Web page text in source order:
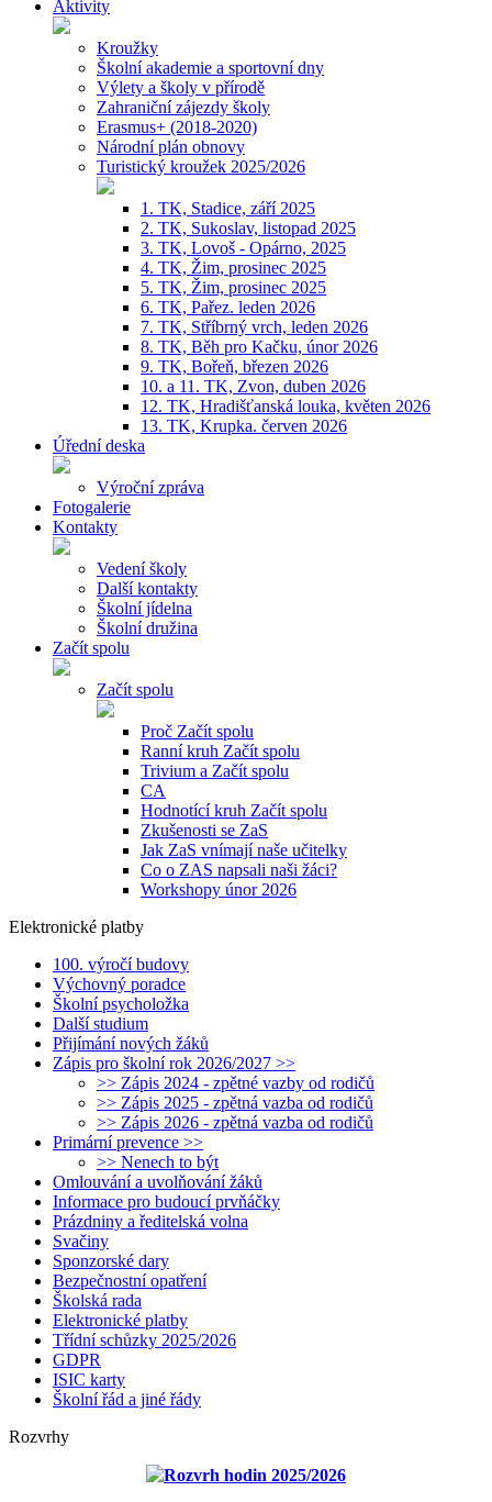
Aktivity
Kroužky
Školní akademie a sportovní dny
Výlety a školy v přírodě
Zahraniční zájezdy školy
Erasmus+ (2018-2020)
Národní plán obnovy
Turistický kroužek 2025/2026
1. TK, Stadice, září 2025
2. TK, Sukoslav, listopad 2025
3. TK, Lovoš - Opárno, 2025
4. TK, Žim, prosinec 2025
5. TK, Žim, prosinec 2025
6. TK, Pařez. leden 2026
7. TK, Stříbrný vrch, leden 2026
8. TK, Běh pro Kačku, únor 2026
9. TK, Bořeň, březen 2026
10. a 11. TK, Zvon, duben 2026
12. TK, Hradišťanská louka, květen 2026
13. TK, Krupka. červen 2026
Úřední deska
Výroční zpráva
Fotogalerie
Kontakty
Vedení školy
Další kontakty
Školní jídelna
Školní družina
Začít spolu
Začít spolu
Proč Začít spolu
Ranní kruh Začít spolu
Trivium a Začít spolu
CA
Hodnotící kruh Začít spolu
Zkušenosti se ZaS
Jak ZaS vnímají naše učitelky
Co o ZAS napsali naši žáci?
Workshopy únor 2026
Elektronické platby
100. výročí budovy
Výchovný poradce
Školní psycholožka
Další studium
Přijímání nových žáků
Zápis pro školní rok 2026/2027 >>
>> Zápis 2024 - zpětné vazby od rodičů
>> Zápis 2025 - zpětná vazba od rodičů
>> Zápis 2026 - zpětná vazba od rodičů
Primární prevence >>
>> Nenech to být
Omlouvání a uvolňování žáků
Informace pro budoucí prvňáčky
Prázdniny a ředitelská volna
Svačiny
Sponzorské dary
Bezpečnostní opatření
Školská rada
Elektronické platby
Třídní schůzky 2025/2026
GDPR
ISIC karty
Školní řád a jiné řády
Rozvrhy
Rozvrh hodin 2025/2026